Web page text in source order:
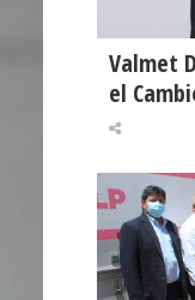
Valmet
el